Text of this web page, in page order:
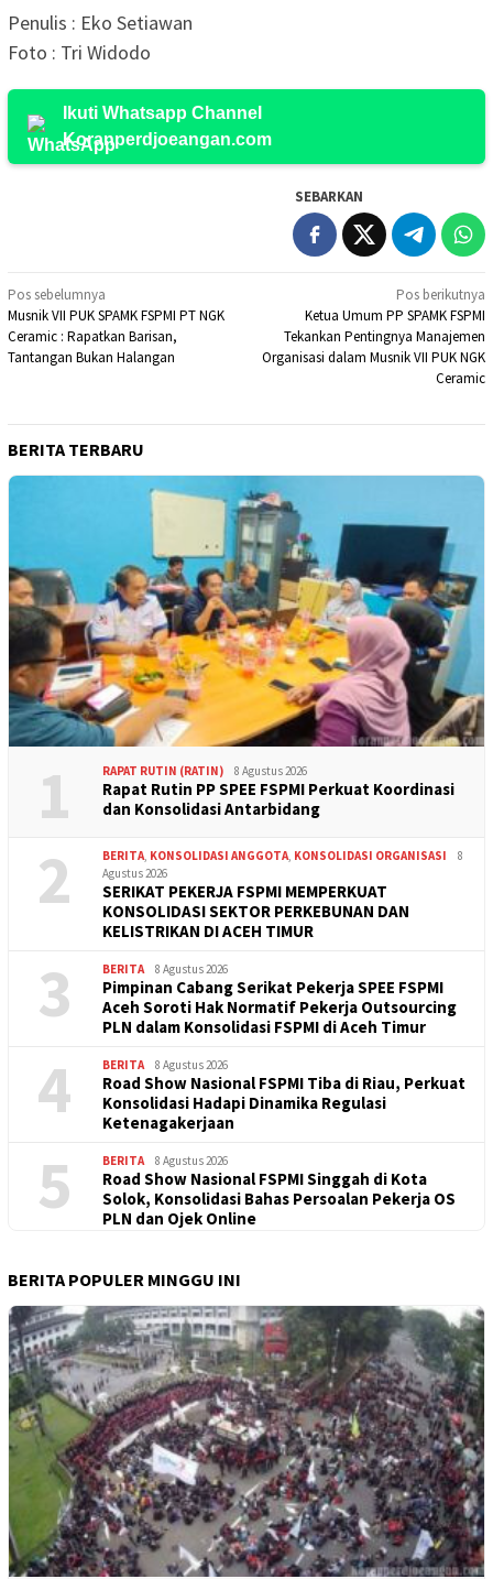
Penulis : Eko Setiawan
Foto : Tri Widodo
Ikuti Whatsapp Channel
Koranperdjoeangan.com
SEBARKAN
Navigasi
pos
Pos sebelumnya
Musnik VII PUK SPAMK FSPMI PT NGK
Ceramic : Rapatkan Barisan,
Tantangan Bukan Halangan
Pos berikutnya
Ketua Umum PP SPAMK FSPMI
Tekankan Pentingnya Manajemen
Organisasi dalam Musnik VII PUK NGK
Ceramic
BERITA TERBARU
1 RAPAT RUTIN (RATIN) 8 Agustus 2026
Rapat Rutin PP SPEE FSPMI Perkuat Koordinasi
dan Konsolidasi Antarbidang
2 BERITA KONSOLIDASI ANGGOTA KONSOLIDASI ORGANISASI
8
Agustus 2026
SERIKAT PEKERJA FSPMI MEMPERKUAT
KONSOLIDASI SEKTOR PERKEBUNAN DAN
KELISTRIKAN DI ACEH TIMUR
3 BERITA 8 Agustus 2026
Pimpinan Cabang Serikat Pekerja SPEE FSPMI
Aceh Soroti Hak Normatif Pekerja Outsourcing
PLN dalam Konsolidasi FSPMI di Aceh Timur
4 BERITA 8 Agustus 2026
Road Show Nasional FSPMI Tiba di Riau, Perkuat
Konsolidasi Hadapi Dinamika Regulasi
Ketenagakerjaan
5 BERITA 8 Agustus 2026
Road Show Nasional FSPMI Singgah di Kota
Solok, Konsolidasi Bahas Persoalan Pekerja OS
PLN dan Ojek Online
BERITA POPULER MINGGU INI